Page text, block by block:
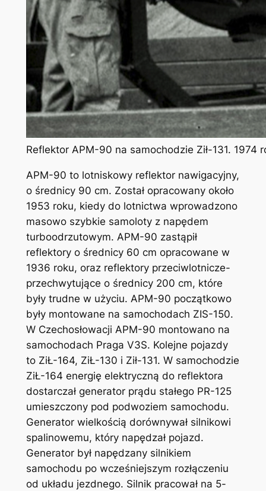
Reflektor APM-90 na samochodzie Ził-131. 1974
APM-90 to lotniskowy reflektor nawigacyjny,
o średnicy 90 cm. Został opracowany około
1953 roku, kiedy do lotnictwa wprowadzono
masowo szybkie samoloty z napędem
turboodrzutowym. APM-90 zastąpił
reflektory o średnicy 60 cm opracowane w
1936 roku, oraz reflektory przeciwlotnicze-
przechwytujące o średnicy 200 cm, które
były trudne w użyciu. APM-90 początkowo
były montowane na samochodach ZIS-150.
W Czechosłowacji APM-90 montowano na
samochodach Praga V3S. Kolejne pojazdy
to ZiŁ-164, ZiŁ-130 i Ził-131. W samochodzie
ZiŁ-164 energię elektryczną do reflektora
dostarczał generator prądu stałego PR-125
umieszczony pod podwoziem samochodu.
Generator wielkością dorównywał silnikowi
spalinowemu, który napędzał pojazd.
Generator był napędzany silnikiem
samochodu po wcześniejszym rozłączeniu
od układu jezdnego. Silnik pracował na 5-